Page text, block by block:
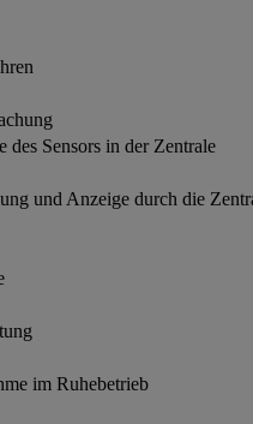
des Sensors in der Zentrale
und Anzeige durch die
im Ruhebetrieb